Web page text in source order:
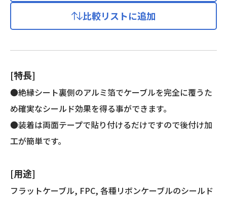
ー
ド
比較リストに追加
[特長]
●絶縁シート裏側のアルミ箔でケーブルを完全に覆うた
め確実なシールド効果を得る事ができます。
●装着は両面テープで貼り付けるだけですので後付け加
工が簡単です。
[用途]
フラットケーブル, FPC, 各種リボンケーブルのシールド